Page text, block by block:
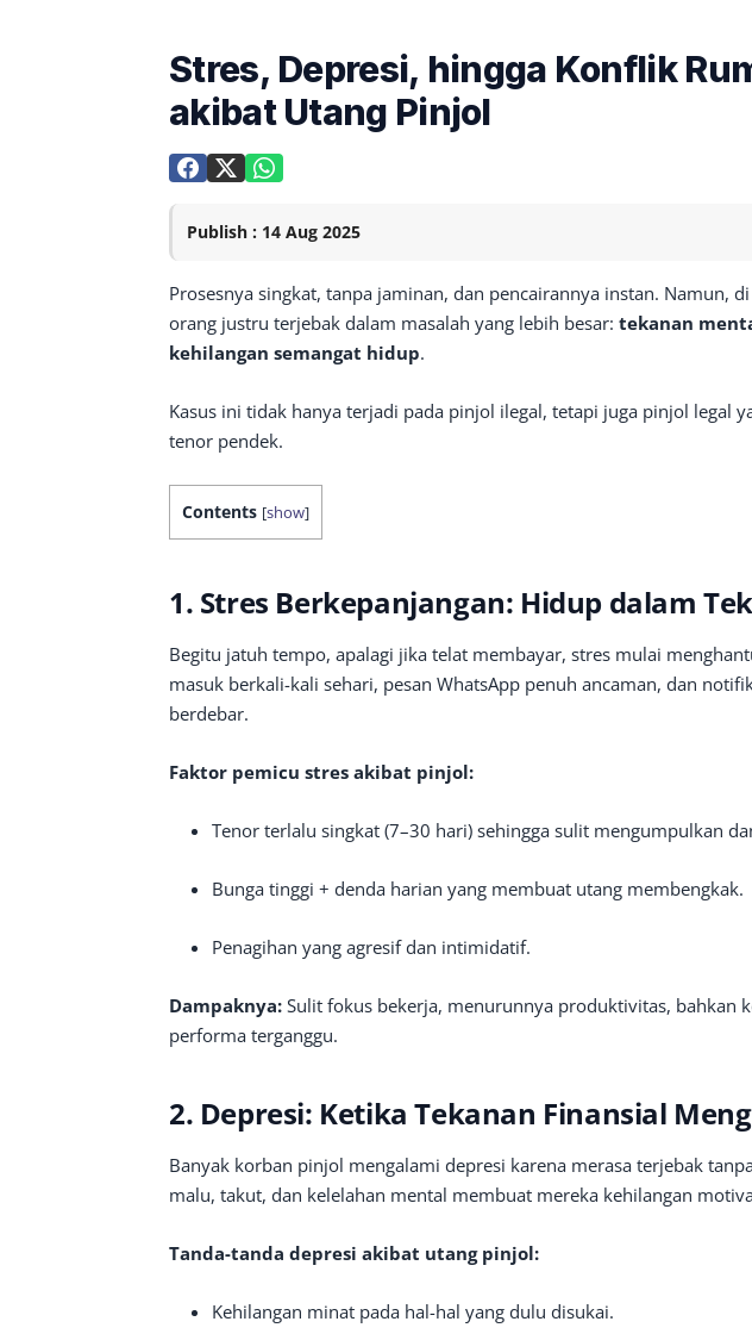
Stres, Depresi, hingga Konflik
akibat Utang Pinjol
Publish : 14 Aug 2025
Prosesnya singkat, tanpa jaminan, dan pencairannya instan. Namun,
orang justru terjebak dalam masalah yang lebih besar: tekanan
kehilangan semangat hidup.
Kasus ini tidak hanya terjadi pada pinjol ilegal, tetapi juga pinjol legal
tenor pendek.
Contents [show]
1. Stres Berkepanjangan: Hidup dalam
Begitu jatuh tempo, apalagi jika telat membayar, stres mulai
masuk berkali-kali sehari, pesan WhatsApp penuh ancaman, dan
berdebar.
Faktor pemicu stres akibat pinjol:
Tenor terlalu singkat (7–30 hari) sehingga sulit mengumpulkan
Bunga tinggi + denda harian yang membuat utang membengkak.
Penagihan yang agresif dan intimidatif.
Dampaknya: Sulit fokus bekerja, menurunnya produktivitas, bahkan
performa terganggu.
2. Depresi: Ketika Tekanan Finansial
Banyak korban pinjol mengalami depresi karena merasa terjebak
malu, takut, dan kelelahan mental membuat mereka kehilangan
Tanda-tanda depresi akibat utang pinjol:
Kehilangan minat pada hal-hal yang dulu disukai.